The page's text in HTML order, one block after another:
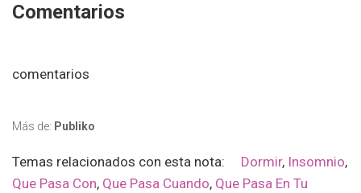
Comentarios
comentarios
Más de: Publiko
Temas relacionados con esta nota: Dormir, Insomnio,
Que Pasa Con, Que Pasa Cuando, Que Pasa En Tu